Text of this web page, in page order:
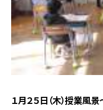
１月２５日（木）授業風